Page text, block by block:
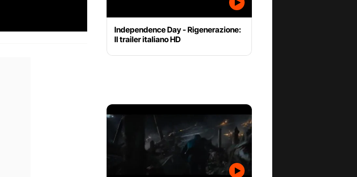
Independence Day - Rigenerazione:
Il trailer italiano HD